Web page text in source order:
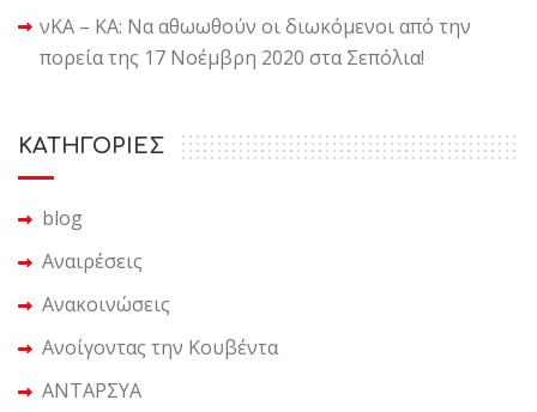
νΚΑ – ΚΑ: Να αθωωθούν οι διωκόμενοι από την
πορεία της 17 Νοέμβρη 2020 στα Σεπόλια!
KΑΤΗΓΟΡΙΕΣ
blog
Αναιρέσεις
Ανακοινώσεις
Ανοίγοντας την Κουβέντα
ΑΝΤΑΡΣΥΑ